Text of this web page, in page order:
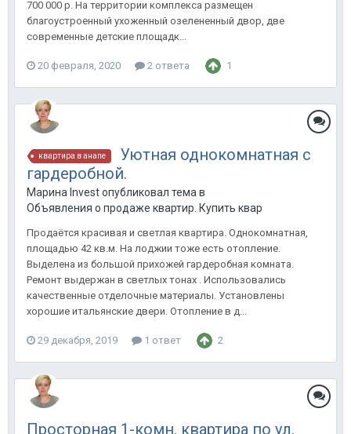
700 000 р. На территории комплекса размещен
благоустроенный ухоженный озелененный двор, две
современные детские площадк...
20 февраля, 2020 2 ответа 1
квартира в анапе
Уютная однокомнатная с
гардеробной.
Марина Invest опубликовал тема в
Объявления о продаже квартир. Купить квартиру в Анапе.
Продаётся красивая и светлая квартира. Однокомнатная,
площадью 42 кв.м. На лоджии тоже есть отопление.
Выделена из большой прихожей гардеробная комната.
Ремонт выдержан в светлых тонах . Использовались
качественные отделочные материалы. Установлены
хорошие итальянские двери. Отопление в д...
29 декабря, 2019 1 ответ 2
Просторная 1-комн. квартира по ул.